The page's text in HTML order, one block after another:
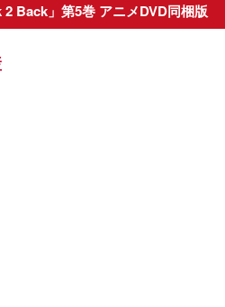
2 Back」第5巻 アニメDVD同梱版